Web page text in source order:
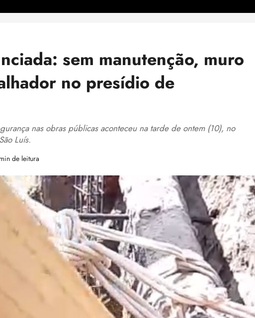
sem manutenção, muro
no presídio de
nas obras públicas aconteceu na tarde de ontem (10), no
Luís.
de leitura